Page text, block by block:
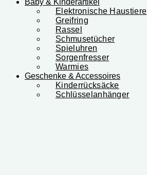
Baby & Kinderartikel
Elektronische Haustiere
Greifring
Rassel
Schmusetücher
Spieluhren
Sorgenfresser
Warmies
Geschenke & Accessoires
Kinderrücksäcke
Schlüsselanhänger